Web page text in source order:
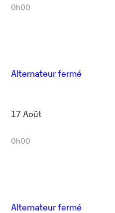
0h00
Alternateur fermé
17 Août
0h00
Alternateur fermé